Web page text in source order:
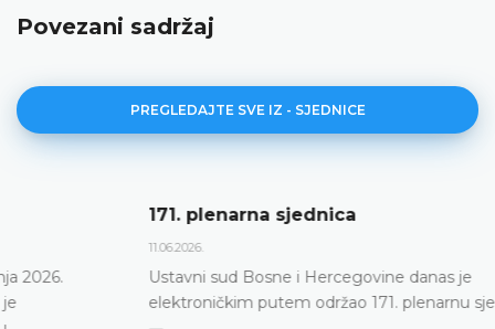
Povezani sadržaj
PREGLEDAJTE SVE IZ - SJEDNICE
171. plenarna sjednica
Ustavni sud Bosne i Hercegovine danas je
elektroničkim putem održao 171. plenarnu sjednicu